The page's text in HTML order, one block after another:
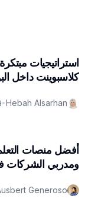
استراتيجيات
كلاسبوينت داخل
Hebah Alsarhan
•
أفضل منصات
ومدربي الشركات في
Generoso